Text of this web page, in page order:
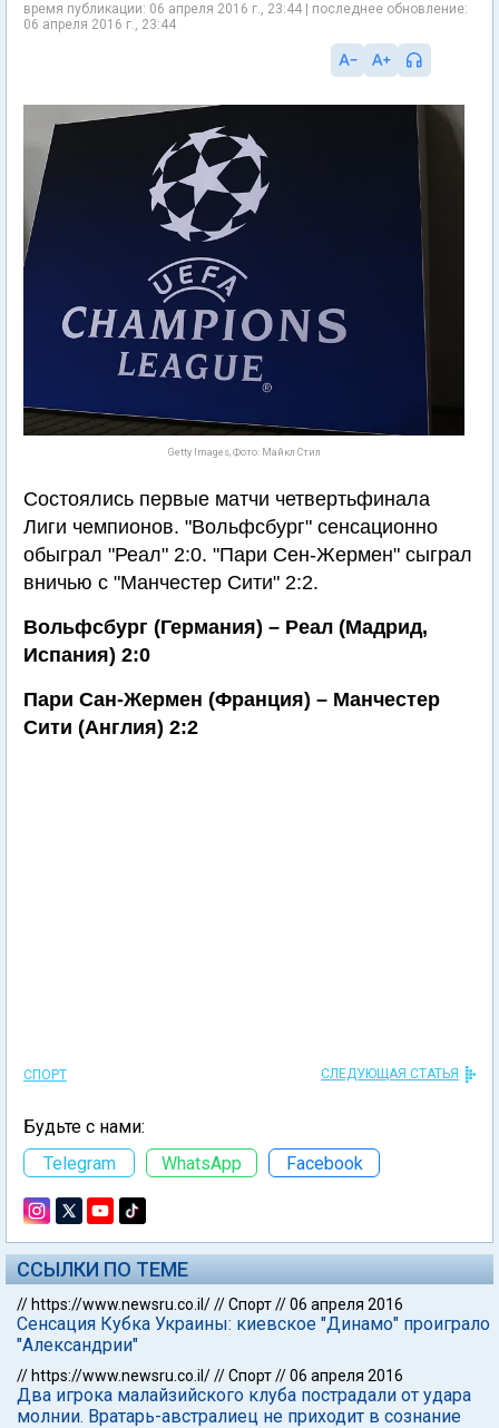
время публикации: 06 апреля 2016 г., 23:44 | последнее обновление:
06 апреля 2016 г., 23:44
Getty Images, Фото: Майкл Стил
Состоялись первые матчи четвертьфинала
Лиги чемпионов. "Вольфсбург" сенсационно
обыграл "Реал" 2:0. "Пари Сен-Жермен" сыграл
вничью с "Манчестер Сити" 2:2.
Вольфсбург (Германия) – Реал (Мадрид,
Испания) 2:0
Пари Сан-Жермен (Франция) – Манчестер
Сити (Англия) 2:2
СПОРТ СЛЕДУЮЩАЯ СТАТЬЯ
Будьте с нами:
Telegram
WhatsApp Facebook
ССЫЛКИ ПО ТЕМЕ
// https://www.newsru.co.il///Спорт//06 апреля 2016
Сенсация Кубка Украины: киевское "Динамо" проиграло
"Александрии"
// https://www.newsru.co.il///Спорт//06 апреля 2016
Два игрока малайзийского клуба пострадали от удара
молнии. Вратарь-австралиец не приходит в сознание